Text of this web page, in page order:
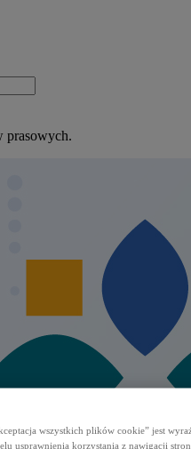
prasowych.
wszystkich plików cookie” jest
usprawnienia korzystania z nawigacji